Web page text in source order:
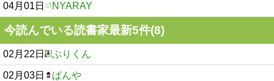
04月01日 NYARAY
今読んでいる読書家最新5件(8)
02月22日 ぶりくん
02月03日 ぱんや